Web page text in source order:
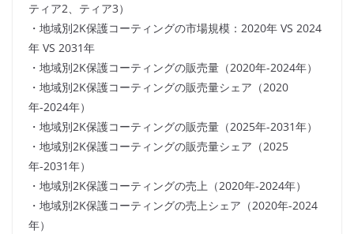
ティア2、ティア3）
・地域別2K保護コーティングの市場規模：2020年 VS 2024
年 VS 2031年
・地域別2K保護コーティングの販売量（2020年-2024年）
・地域別2K保護コーティングの販売量シェア（2020
年-2024年）
・地域別2K保護コーティングの販売量（2025年-2031年）
・地域別2K保護コーティングの販売量シェア（2025
年-2031年）
・地域別2K保護コーティングの売上（2020年-2024年）
・地域別2K保護コーティングの売上シェア（2020年-2024
年）